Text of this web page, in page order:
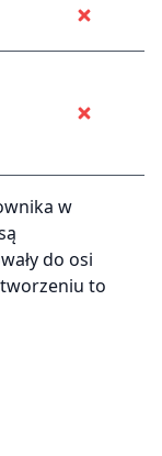
w
do osi
to